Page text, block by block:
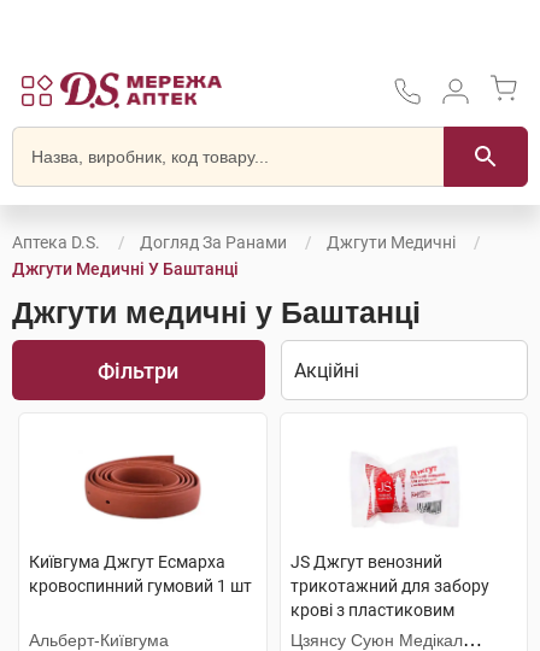
Аптека D.S. Догляд За Ранами
Джгути Медичні
Джгути Медичні У Баштанці
Джгути медичні у Баштанці
Фільтри
Київгума Джгут Есмарха
кровоспинний гумовий 1 шт
Альберт-Київгума
JS Джгут венозний
трикотажний для забору
крові з пластиковим
карабіном 1 шт
Цзянсу Суюн Медікал